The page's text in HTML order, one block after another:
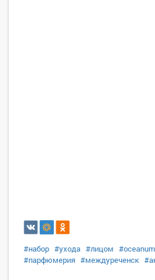
#набор #ухода #лицом #oceanum
#парфюмерия #междуреченск